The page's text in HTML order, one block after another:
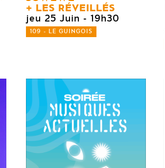
LES RÉVEILLÉS
jeu 25 Juin - 19h30
109 - LE GUINGOIS